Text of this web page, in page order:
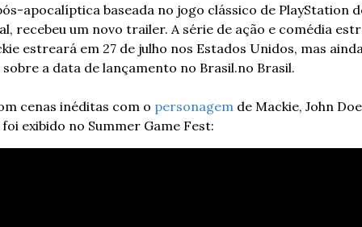
apocalíptica baseada no jogo clássico de PlayStation
recebeu um novo trailer. A série de ação e comédia
estreará em 27 de julho nos Estados Unidos, mas
a data de lançamento no Brasil.no Brasil.
cenas inéditas com o personagem de Mackie, John
exibido no Summer Game Fest: